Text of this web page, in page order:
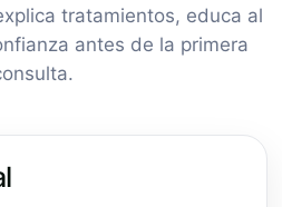
tratamientos, educa al
antes de la primera